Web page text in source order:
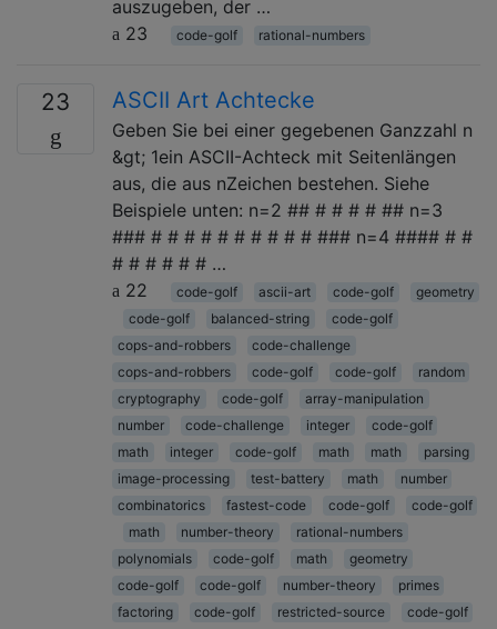
auszugeben, der …
23
code-golf rational-numbers
23 ASCII Art Achtecke
Geben Sie bei einer gegebenen Ganzzahl n
&gt; 1ein ASCII-Achteck mit Seitenlängen
aus, die aus nZeichen bestehen. Siehe
Beispiele unten: n=2 ## # # # # ## n=3
### # # # # # # # # # # ### n=4 #### # #
# # # # # # …
22
code-golf ascii-art code-golf
geometry
code-golf
balanced-string
code-golf
cops-and-robbers
code-challenge
cops-and-robbers
code-golf code-golf
random
cryptography
code-golf
array-manipulation
number
code-challenge integer
code-golf
math
integer code-golf math math
parsing
image-processing
test-battery math
number
combinatorics
fastest-code code-golf
code-golf
math
number-theory
rational-numbers
polynomials
code-golf math
geometry
code-golf
code-golf number-theory
primes
factoring
code-golf restricted-source
code-golf